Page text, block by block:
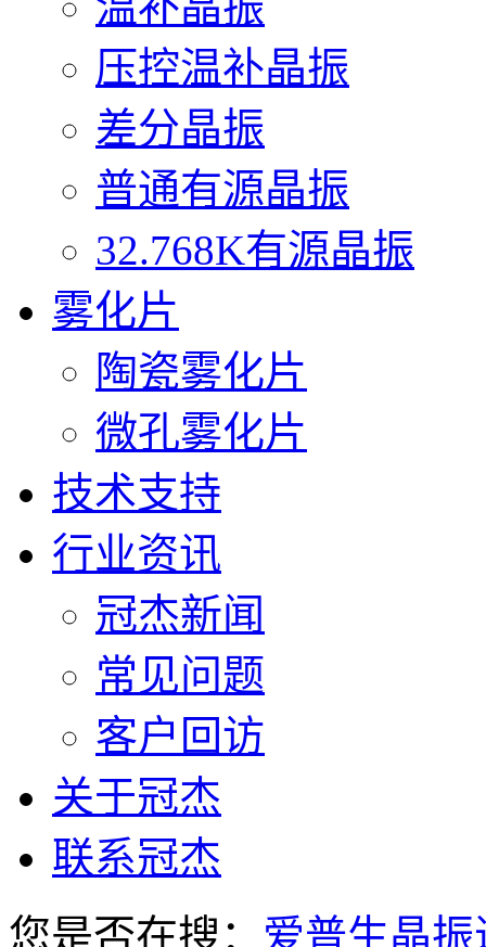
压控温补晶振
差分晶振
普通有源晶振
32.768K有源晶振
雾化片
陶瓷雾化片
微孔雾化片
技术支持
行业资讯
冠杰新闻
常见问题
客户回访
关于冠杰
联系冠杰
您是否在搜： 爱普生晶振